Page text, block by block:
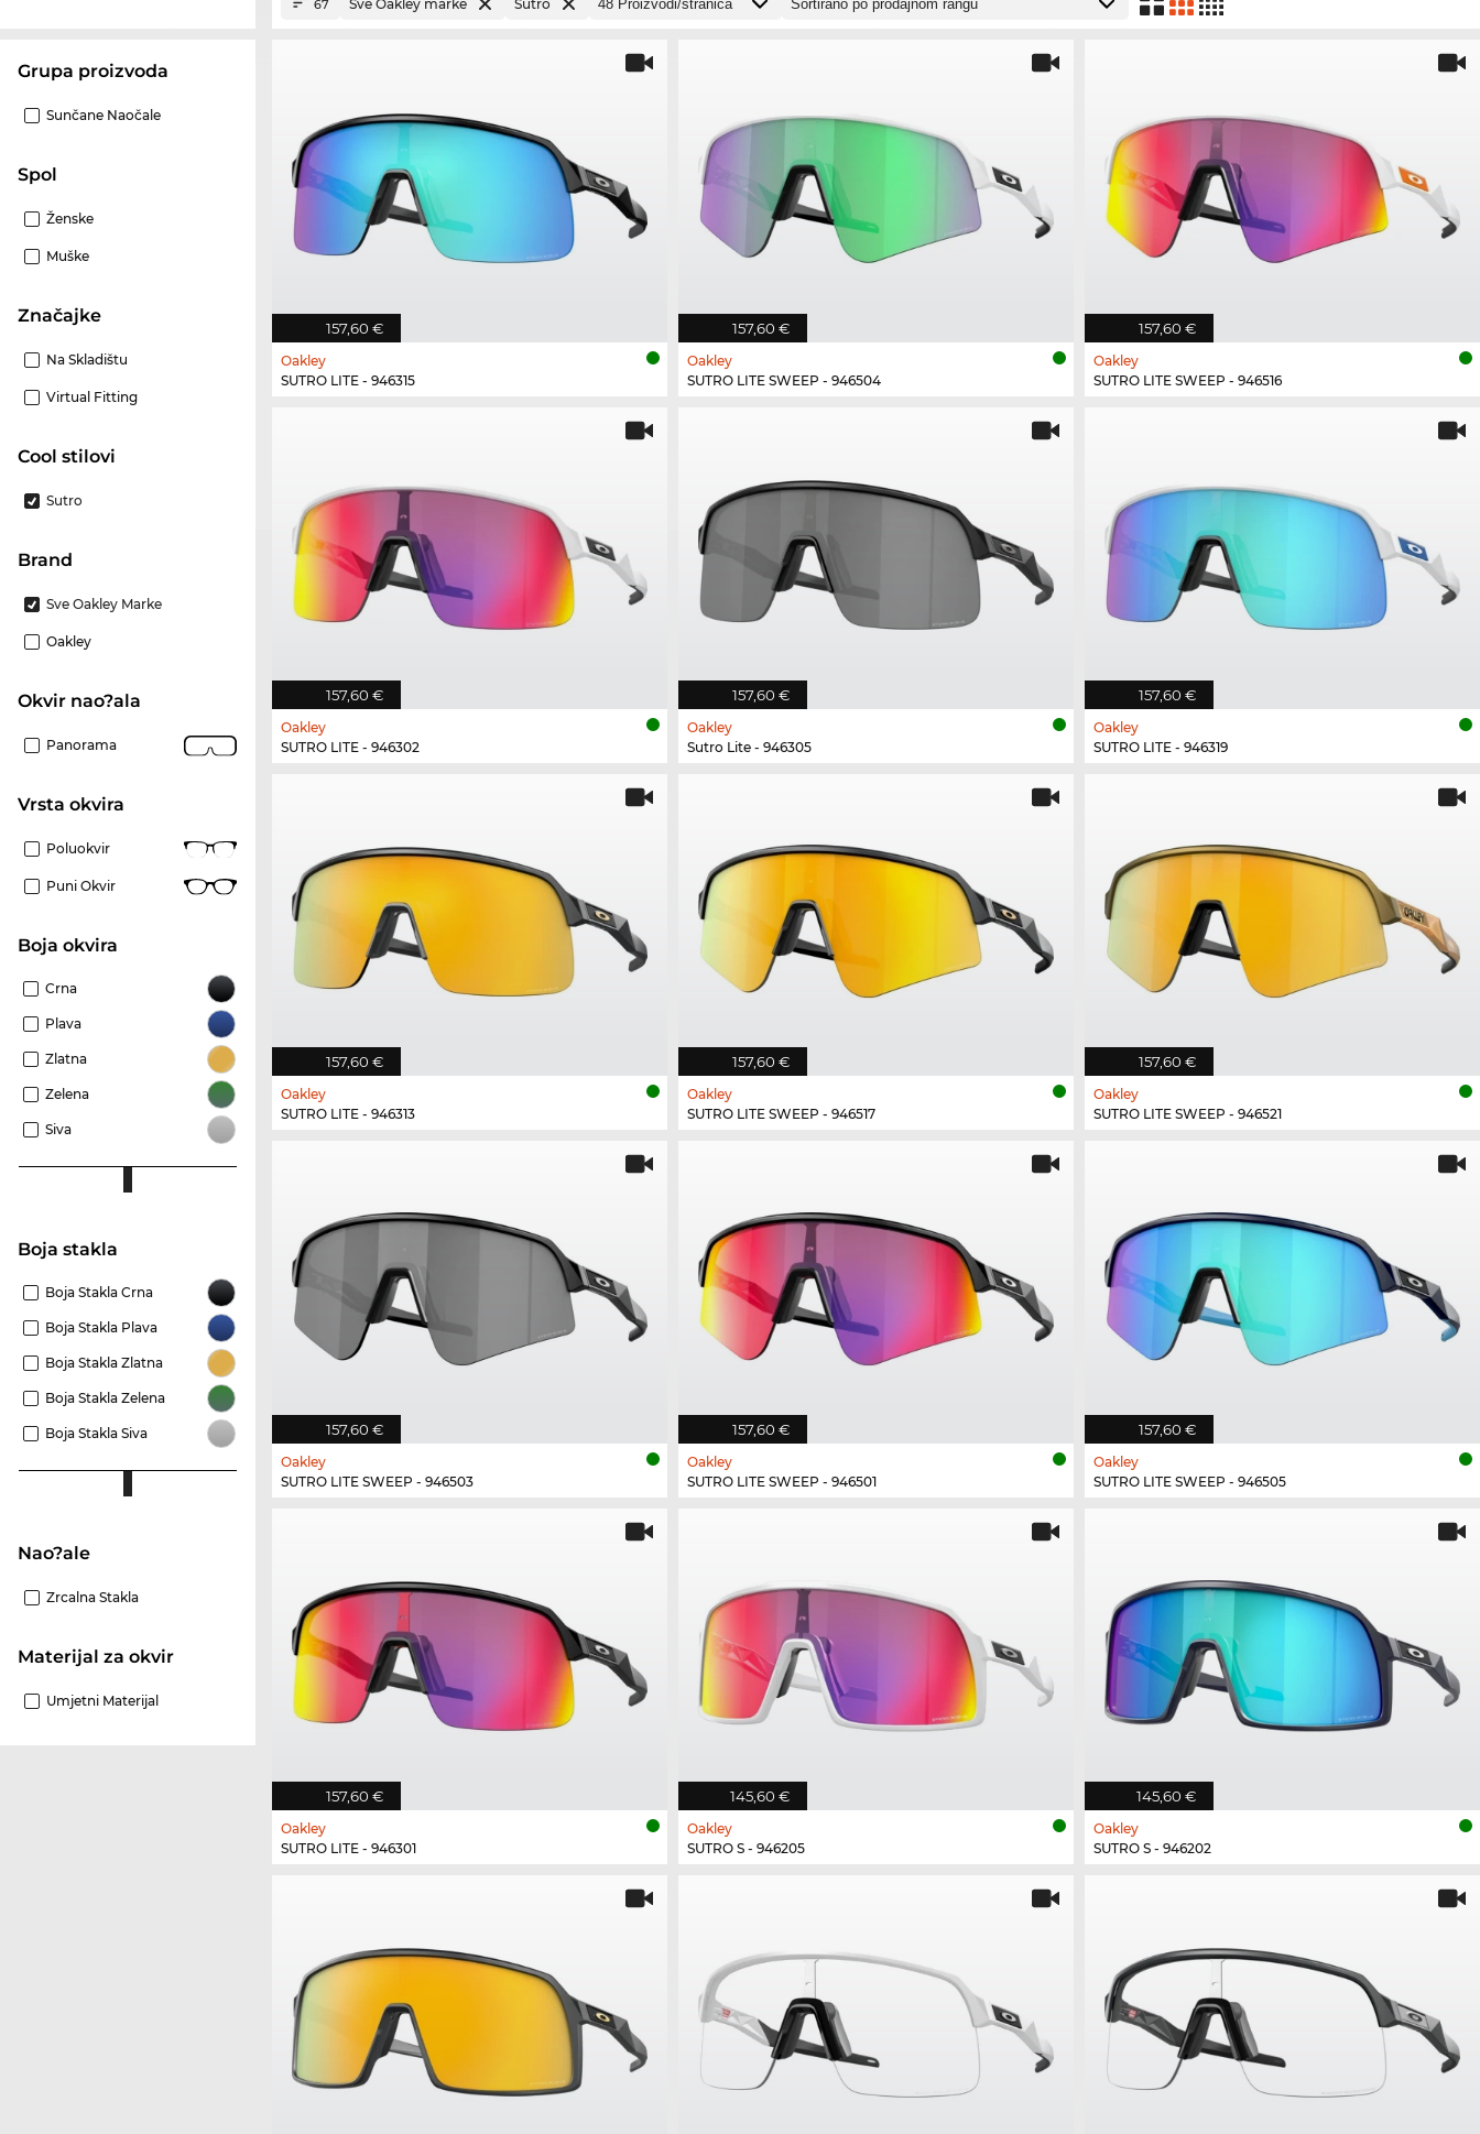
Grupa proizvoda
Sunčane Naočale
Spol
Ženske
Muške
Značajke
Na Skladištu
Virtual Fitting
Cool stilovi
Sutro
brand
Sve Oakley Marke
Oakley
Okvir nao?ala
Panorama
Vrsta okvira
Poluokvir
Puni Okvir
boja okvira
Crna
Plava
Zlatna
Zelena
Siva
Boja stakla
Boja Stakla Crna
Boja Stakla Plava
Boja Stakla Zlatna
Boja Stakla Zelena
Boja Stakla Siva
Nao?ale
Zrcalna Stakla
materijal za okvir
Umjetni Materijal
67 Sve Oakley marke Sutro
157,60 €
Oakley
SUTRO LITE - 946315
157,60 €
Oakley
SUTRO LITE SWEEP - 946504
157,60 €
Oakley
SUTRO LITE SWEEP - 946516
157,60 €
Oakley
SUTRO LITE - 946302
157,60 €
Oakley
Sutro Lite - 946305
157,60 €
Oakley
SUTRO LITE - 946319
157,60 €
Oakley
SUTRO LITE - 946313
157,60 €
Oakley
SUTRO LITE SWEEP - 946517
157,60 €
Oakley
SUTRO LITE SWEEP - 946521
157,60 €
Oakley
SUTRO LITE SWEEP - 946503
157,60 €
Oakley
SUTRO LITE SWEEP - 946501
157,60 €
Oakley
SUTRO LITE SWEEP - 946505
157,60 €
Oakley
SUTRO LITE - 946301
145,60 €
Oakley
SUTRO S - 946205
145,60 €
Oakley
SUTRO S - 946202